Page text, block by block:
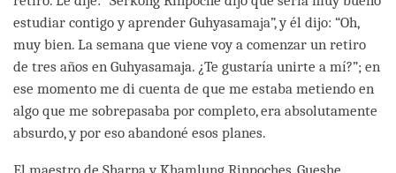
estudiar contigo y aprender Guhyasamaja”, y él dijo: “Oh,
muy bien. La semana que viene voy a comenzar un retiro
de tres años en Guhyasamaja. ¿Te gustaría unirte a mí?”; en
ese momento me di cuenta de que me estaba metiendo en
algo que me sobrepasaba por completo, era absolutamente
absurdo, y por eso abandoné esos planes.